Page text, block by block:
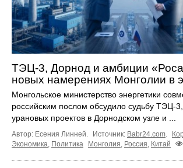
ТЭЦ-3, Дорнод и амбиции
новых намерениях Монголии в
Монгольское министерство энергетики
российским послом обсудило судьбу
урановых проектов в Дорнодском узле и ...
Автор: Есения Линней. Источник: Babr24.com.
Экономика, Политика Монголия, Россия, Китай